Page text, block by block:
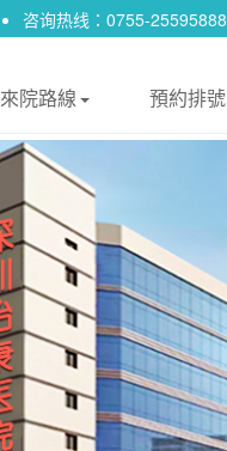
咨询热线：0755-25595888
來院路線 預約排號